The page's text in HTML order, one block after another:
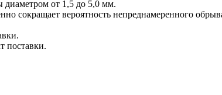
диаметром от 1,5 до 5,0 мм.
сокращает вероятность непреднамеренного
поставки.